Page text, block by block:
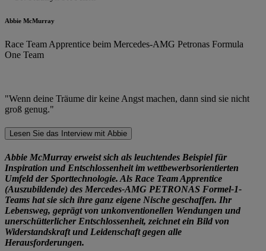
Abbie McMurray
Race Team Apprentice beim Mercedes-AMG Petronas Formula
One Team
"Wenn deine Träume dir keine Angst machen, dann sind sie nicht
groß genug."
Lesen Sie das Interview mit Abbie
Abbie McMurray erweist sich als leuchtendes Beispiel für
Inspiration und Entschlossenheit im wettbewerbsorientierten
Umfeld der Sporttechnologie. Als Race Team Apprentice
(Auszubildende) des Mercedes-AMG PETRONAS Formel-1-
Teams hat sie sich ihre ganz eigene Nische geschaffen. Ihr
Lebensweg, geprägt von unkonventionellen Wendungen und
unerschütterlicher Entschlossenheit, zeichnet ein Bild von
Widerstandskraft und Leidenschaft gegen alle
Herausforderungen.